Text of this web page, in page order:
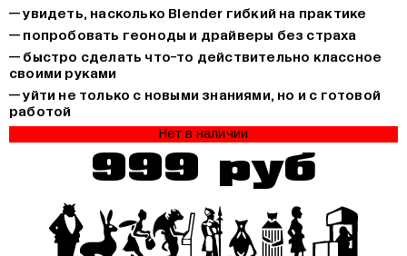
— увидеть, насколько Blender гибкий на практике
— попробовать геоноды и драйверы без страха
— быстро сделать что-то действительно классное
своими руками
— уйти не только с новыми знаниями, но и с готовой
работой
Нет в наличии
999 руб